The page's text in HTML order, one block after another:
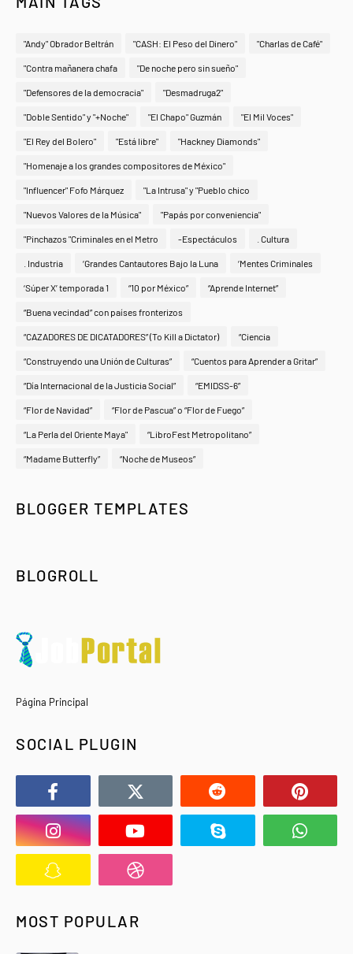
"Andy" Obrador Beltrán "CASH: El Peso del Dinero" "Charlas de Café"
"Contra mañanera chafa "De noche pero sin sueño"
"Defensores de la democracia" "Desmadruga2"
"Doble Sentido" y "+Noche" "El Chapo" Guzmán "El Mil Voces"
"El Rey del Bolero" "Está libre" "Hackney Diamonds"
"Homenaje a los grandes compositores de México"
"Influencer" Fofo Márquez "La Intrusa" y "Pueblo chico
"Nuevos Valores de la Música" "Papás por conveniencia"
"Pinchazos "Criminales en el Metro -Espectáculos . Cultura
. Industria ‘Grandes Cantautores Bajo la Luna ‘Mentes Criminales
‘Súper X’ temporada 1 “10 por México” “Aprende Internet”
“Buena vecindad” con países fronterizos
“CAZADORES DE DICATADORES” (To Kill a Dictator) “Ciencia
“Construyendo una Unión de Culturas” “Cuentos para Aprender a Gritar”
“Día Internacional de la Justicia Social” “EMIDSS-6”
“Flor de Navidad” “Flor de Pascua” o “Flor de Fuego”
“La Perla del Oriente Maya" “LibroFest Metropolitano”
“Madame Butterfly” “Noche de Museos”
BLOGGER TEMPLATES
BLOGROLL
Página Principal
SOCIAL PLUGIN
MOST POPULAR